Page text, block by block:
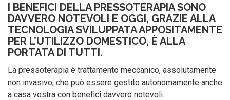
I BENEFICI DELLA PRESSOTERAPIA SONO
DAVVERO NOTEVOLI E OGGI, GRAZIE ALLA
TECNOLOGIA SVILUPPATA APPOSITAMENTE
PER L’UTILIZZO DOMESTICO, È ALLA
PORTATA DI TUTTI.
La pressoterapia è trattamento meccanico, assolutamente
non invasivo, che può essere gestito autonomamente anche
a casa vostra con benefici davvero notevoli.